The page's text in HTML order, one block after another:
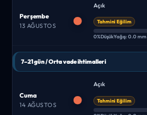
Perşembe
13 AĞUSTOS
Açık
Tahmini Eğilim
0%DüşükYağış: 0.0 mm
7–21 gün / Orta vade ihtimalleri
Cuma
14 AĞUSTOS
Açık
Tahmini Eğilim